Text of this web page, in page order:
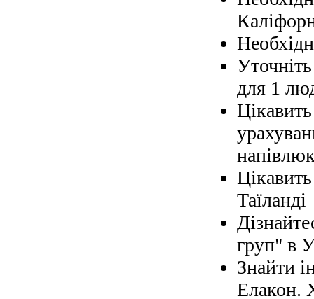
для 1
Таїланді
груп" в
Знайти
Елакон.